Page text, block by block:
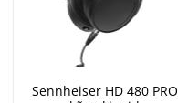
Sennheiser HD 480 PRO